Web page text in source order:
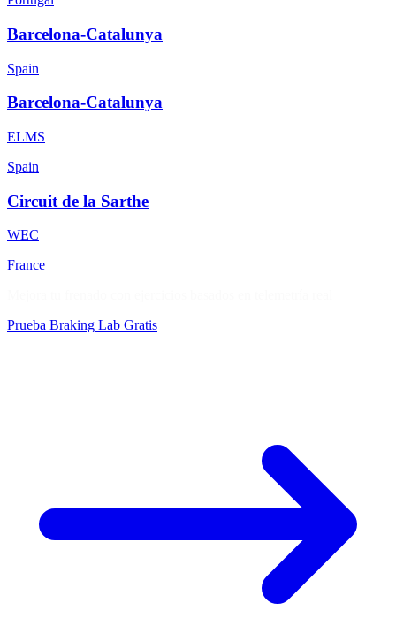
Barcelona-Catalunya
Spain
Barcelona-Catalunya
ELMS
Spain
Circuit de la Sarthe
WEC
France
Prueba Braking Lab Gratis